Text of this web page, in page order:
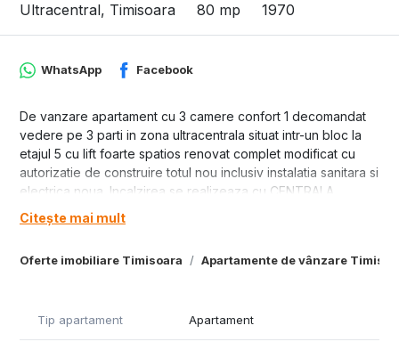
Ultracentral, Timisoara
80 mp 1970
Oferte imobiliare Timisoara Apartamente de vânzare
WhatsApp Facebook
De vanzare apartament cu 3 camere confort 1 decomandat
vedere pe 3 parti in zona ultracentrala situat intr-un bloc la
etajul 5 cu lift foarte spatios renovat complet modificat cu
autorizatie de construire totul nou inclusiv instalatia sanitara si
electrica noua. Incalzirea se realizeaza cu CENTRALA
PROPRIE. Pret 400000 euro negociabil. Tel.0723155002
Citește mai mult
Tip apartament Apartament